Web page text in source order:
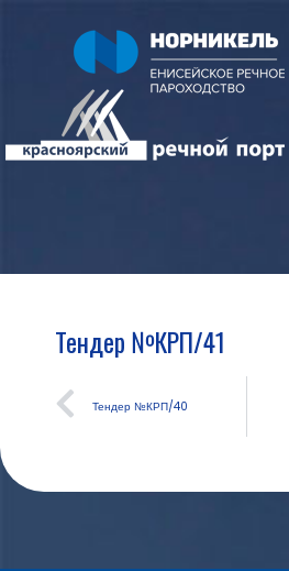
Тендер №КРП/41
Тендер №КРП/40